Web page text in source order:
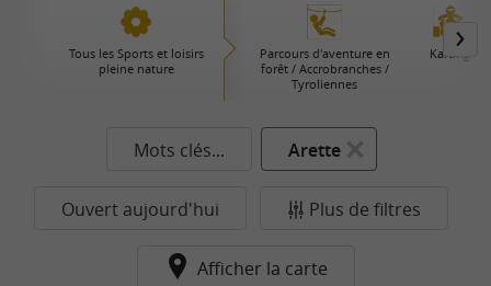
Tous les Sports et loisirs
pleine nature
Parcours d'aventure en
forêt / Accrobranches /
Tyroliennes
Karting
Mots clés... Arette
Ouvert aujourd'hui Plus de filtres
Afficher la carte